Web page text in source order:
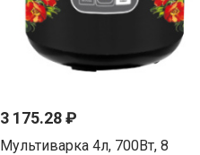
3 175.28 ₽
Мультиварка 4л, 700Вт, 8